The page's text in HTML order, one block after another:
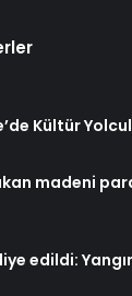
Kültür
madeni
edildi: